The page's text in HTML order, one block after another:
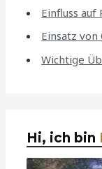
Einfluss
Einsatz
Wichtige
Hi, ich bin